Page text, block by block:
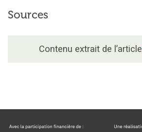
Sources
Contenu extrait de l’article